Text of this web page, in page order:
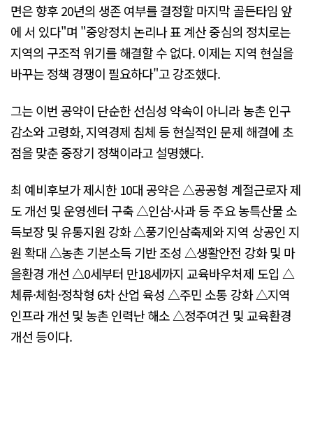
면은 향후 20년의 생존 여부를 결정할 마지막 골든타임 앞
에 서 있다"며 "중앙정치 논리나 표 계산 중심의 정치로는
지역의 구조적 위기를 해결할 수 없다. 이제는 지역 현실을
바꾸는 정책 경쟁이 필요하다"고 강조했다.
그는 이번 공약이 단순한 선심성 약속이 아니라 농촌 인구
감소와 고령화, 지역경제 침체 등 현실적인 문제 해결에 초
점을 맞춘 중장기 정책이라고 설명했다.
최 예비후보가 제시한 10대 공약은 △공공형 계절근로자 제
도 개선 및 운영센터 구축 △인삼·사과 등 주요 농특산물 소
득보장 및 유통지원 강화 △풍기인삼축제와 지역 상공인 지
원 확대 △농촌 기본소득 기반 조성 △생활안전 강화 및 마
을환경 개선 △0세부터 만18세까지 교육바우처제 도입 △
체류·체험·정착형 6차 산업 육성 △주민 소통 강화 △지역
인프라 개선 및 농촌 인력난 해소 △정주여건 및 교육환경
개선 등이다.